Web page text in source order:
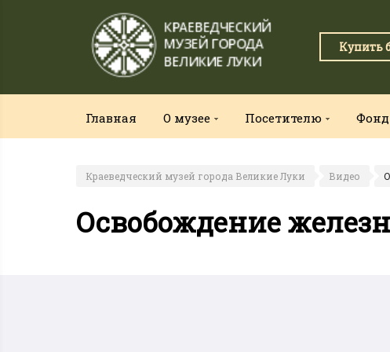
Купить
Главная О музее Посетителю
Краеведческий музей города Великие Луки Видео
Освобождение